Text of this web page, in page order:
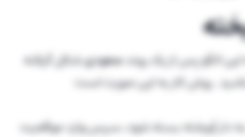
این الگو پس از یک روندصعودیشکل گرفته
دار آویخته بسته شود، سپس وارد موقعیت